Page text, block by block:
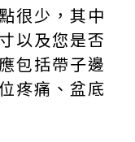
很少，其中
以及您是否
包括帶子邊
疼痛、盆底